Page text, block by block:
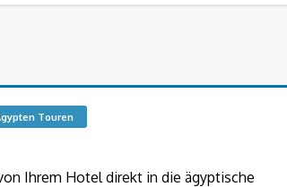
Touren
Ihrem Hotel direkt in die ägyptische